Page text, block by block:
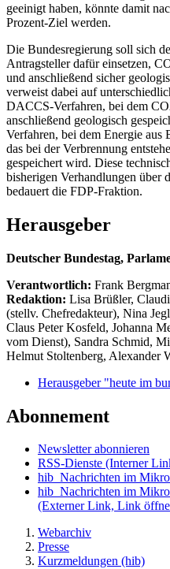
geeinigt haben, könnte damit
Prozent-Ziel werden.
Die Bundesregierung soll sich
Antragsteller dafür einsetzen,
und anschließend sicher
verweist dabei auf
DACCS-Verfahren, bei dem
anschließend geologisch
Verfahren, bei dem Energie
das bei der Verbrennung
gespeichert wird. Diese
bisherigen Verhandlungen über
bedauert die FDP-Fraktion.
Herausgeber
Deutscher Bundestag,
Verantwortlich: Frank
Redaktion: Lisa Brüßler,
(stellv. Chefredakteur), Nina
Claus Peter Kosfeld, Johanna
vom Dienst), Sandra Schmid,
Helmut Stoltenberg, Alexander
Herausgeber "heute im
Abonnement
Newsletter abonnieren
RSS-Dienste (Interner
hib_Nachrichten im
hib_Nachrichten im
(Externer Link, Link
Webarchiv
Presse
Kurzmeldungen (hib)